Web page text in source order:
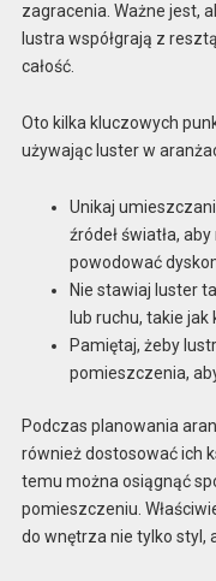
zagracenia. Ważne jest,
lustra współgrają z
całość.
Oto kilka kluczowych
używając luster w
Unikaj
źródeł światła,
powodować
Nie stawiaj luster
lub ruchu, takie
Pamiętaj, żeby
pomieszczenia,
Podczas planowania
również dostosować ich
temu można osiągnąć
pomieszczeniu.
do wnętrza nie tylko styl,